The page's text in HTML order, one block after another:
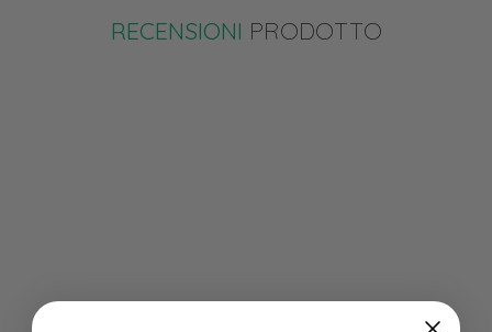
RECENSIONI PRODOTTO